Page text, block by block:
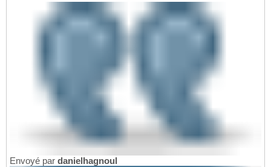
Envoyé par danielhagnoul